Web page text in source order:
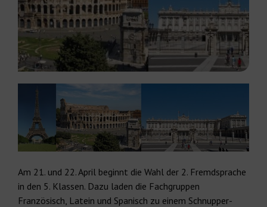
Am 21. und 22. April beginnt die Wahl der 2. Fremdsprache
in den 5. Klassen. Dazu laden die Fachgruppen
Französisch, Latein und Spanisch zu einem Schnupper-